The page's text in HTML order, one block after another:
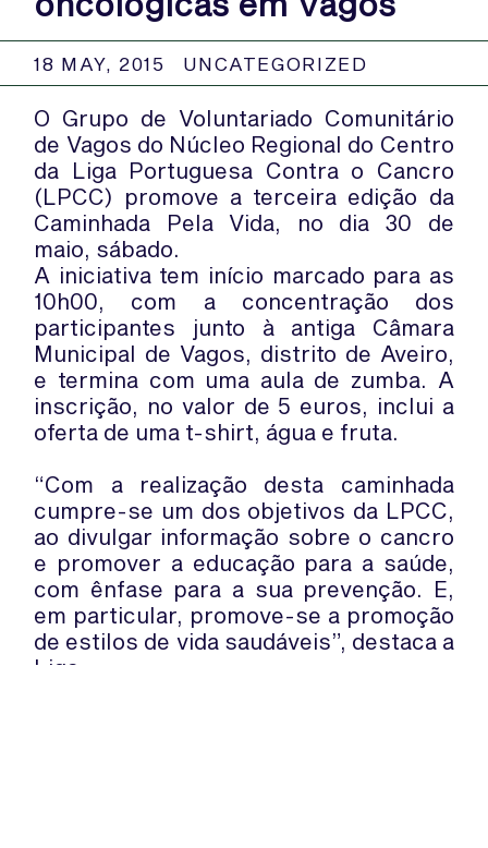
18 MAY, 2015 UNCATEGORIZED
O Grupo de Voluntariado Comunitário
de Vagos do Núcleo Regional do Centro
da Liga Portuguesa Contra o Cancro
(LPCC) promove a terceira edição da
Caminhada Pela Vida, no dia 30 de
maio, sábado.
A iniciativa tem início marcado para as
10h00, com a concentração dos
participantes junto à antiga Câmara
Municipal de Vagos, distrito de Aveiro,
e termina com uma aula de zumba. A
inscrição, no valor de 5 euros, inclui a
oferta de uma t-shirt, água e fruta.
“Com a realização desta caminhada
cumpre-se um dos objetivos da LPCC,
ao divulgar informação sobre o cancro
e promover a educação para a saúde,
com ênfase para a sua prevenção. E,
em particular, promove-se a promoção
de estilos de vida saudáveis”, destaca a
Liga.